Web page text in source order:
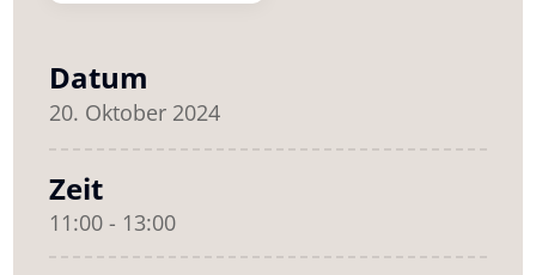
Datum
20. Oktober 2024
Zeit
11:00 - 13:00